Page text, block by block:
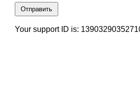
Отправить
Your support ID is: